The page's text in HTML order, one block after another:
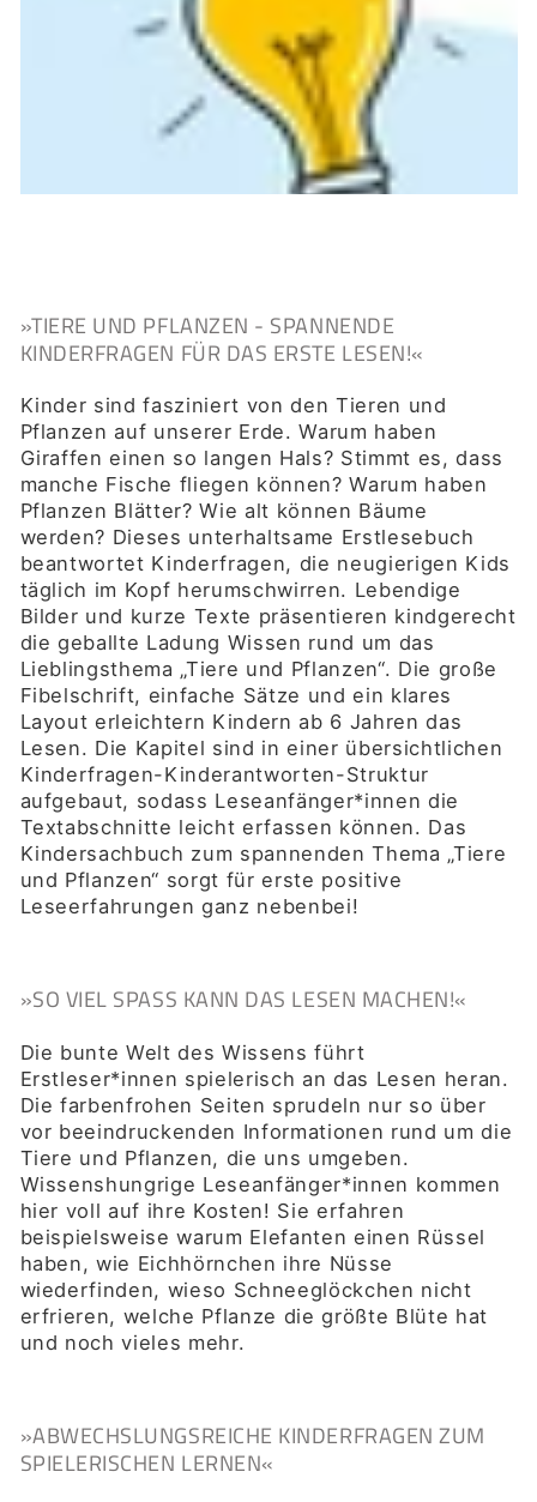
»TIERE UND PFLANZEN - SPANNENDE
KINDERFRAGEN FÜR DAS ERSTE LESEN!«
Kinder sind fasziniert von den Tieren und
Pflanzen auf unserer Erde. Warum haben
Giraffen einen so langen Hals? Stimmt es, dass
manche Fische fliegen können? Warum haben
Pflanzen Blätter? Wie alt können Bäume
werden? Dieses unterhaltsame Erstlesebuch
beantwortet Kinderfragen, die neugierigen Kids
täglich im Kopf herumschwirren. Lebendige
Bilder und kurze Texte präsentieren kindgerecht
die geballte Ladung Wissen rund um das
Lieblingsthema „Tiere und Pflanzen“. Die große
Fibelschrift, einfache Sätze und ein klares
Layout erleichtern Kindern ab 6 Jahren das
Lesen. Die Kapitel sind in einer übersichtlichen
Kinderfragen-Kinderantworten-Struktur
aufgebaut, sodass Leseanfänger*innen die
Textabschnitte leicht erfassen können. Das
Kindersachbuch zum spannenden Thema „Tiere
und Pflanzen“ sorgt für erste positive
Leseerfahrungen ganz nebenbei!
»SO VIEL SPASS KANN DAS LESEN MACHEN!«
Die bunte Welt des Wissens führt
Erstleser*innen spielerisch an das Lesen heran.
Die farbenfrohen Seiten sprudeln nur so über
vor beeindruckenden Informationen rund um die
Tiere und Pflanzen, die uns umgeben.
Wissenshungrige Leseanfänger*innen kommen
hier voll auf ihre Kosten! Sie erfahren
beispielsweise warum Elefanten einen Rüssel
haben, wie Eichhörnchen ihre Nüsse
wiederfinden, wieso Schneeglöckchen nicht
erfrieren, welche Pflanze die größte Blüte hat
und noch vieles mehr.
»ABWECHSLUNGSREICHE KINDERFRAGEN ZUM
SPIELERISCHEN LERNEN«